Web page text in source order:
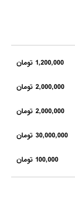
1,200,000 تومان
2,000,000 تومان
2,000,000 تومان
30,000,000 تومان
100,000 تومان